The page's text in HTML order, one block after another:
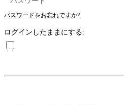
パスワードをお忘れですか?
ログインしたままにする: